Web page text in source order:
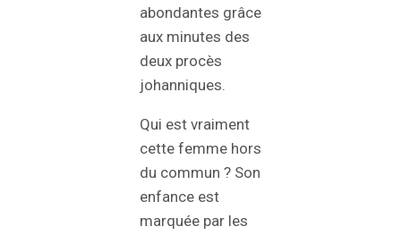
abondantes grâce
aux minutes des
deux procès
johanniques.
Qui est vraiment
cette femme hors
du commun ? Son
enfance est
marquée par les